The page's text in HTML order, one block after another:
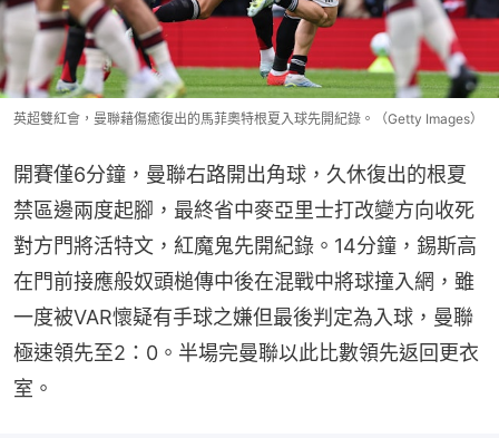
英超雙紅會，曼聯藉傷癒復出的馬菲奧特根夏入球先開紀錄。（Getty Images）
開賽僅6分鐘，曼聯右路開出角球，久休復出的根夏
禁區邊兩度起腳，最終省中麥亞里士打改變方向收死
對方門將活特文，紅魔鬼先開紀錄。14分鐘，錫斯高
在門前接應般奴頭槌傳中後在混戰中將球撞入網，雖
一度被VAR懷疑有手球之嫌但最後判定為入球，曼聯
極速領先至2：0。半場完曼聯以此比數領先返回更衣
室。